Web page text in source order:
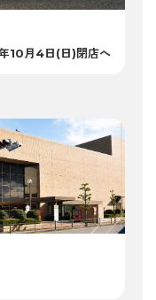
10月4日(日)閉店へ